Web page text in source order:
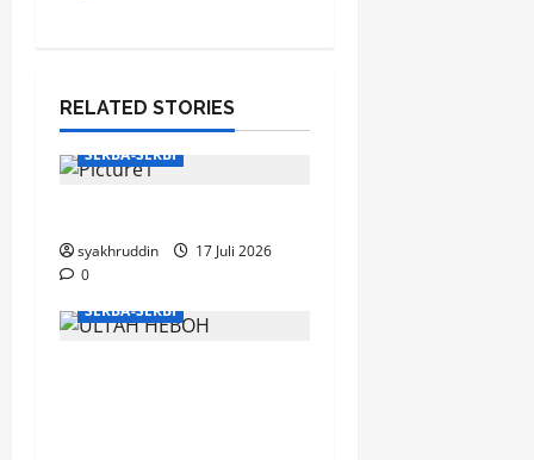
RELATED STORIES
SERBA-SERBI
syakhruddin
17 Juli 2026
0
SERBA-SERBI